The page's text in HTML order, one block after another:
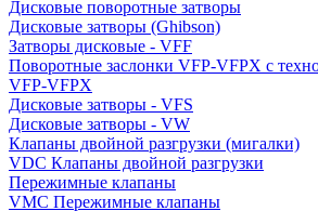
Дисковые поворотные затворы
Дисковые затворы (Ghibson)
Затворы дисковые - VFF
Поворотные заслонки VFP-VFPX с
VFP-VFPX
Дисковые затворы - VFS
Дисковые затворы - VW
Клапаны двойной разгрузки (мигалки)
VDC Клапаны двойной разгрузки
Пережимные клапаны
VMC Пережимные клапаны